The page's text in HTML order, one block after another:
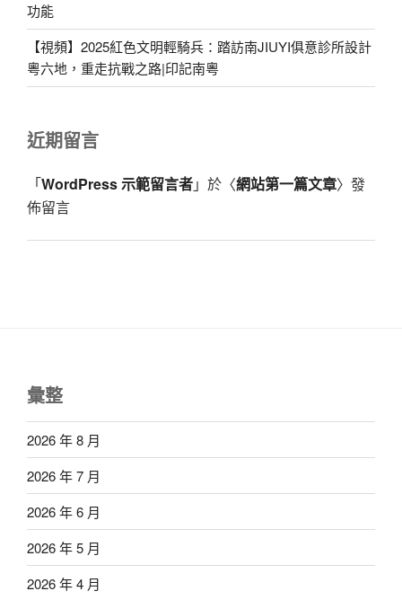
功能
【視頻】2025紅色文明輕騎兵：踏訪南JIUYI俱意診所設計
粵六地，重走抗戰之路|印記南粵
近期留言
「WordPress 示範留言者」於〈網站第一篇文章〉發
佈留言
彙整
2026 年 8 月
2026 年 7 月
2026 年 6 月
2026 年 5 月
2026 年 4 月